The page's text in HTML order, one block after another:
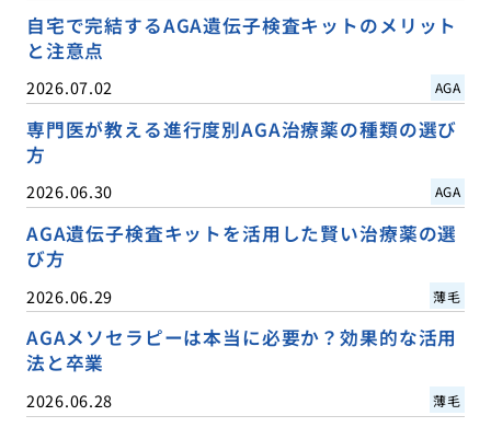
自宅で完結するAGA遺伝子検査キットのメリット
と注意点
2026.07.02 AGA
専門医が教える進行度別AGA治療薬の種類の選び
方
2026.06.30 AGA
AGA遺伝子検査キットを活用した賢い治療薬の選
び方
2026.06.29 薄毛
AGAメソセラピーは本当に必要か？効果的な活用
法と卒業
2026.06.28 薄毛